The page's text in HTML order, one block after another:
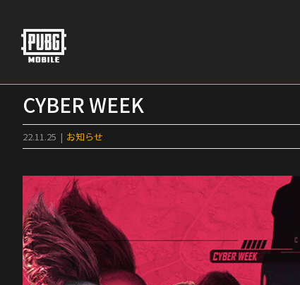
content
CYBER WEEK
22.11.25 | お知らせ